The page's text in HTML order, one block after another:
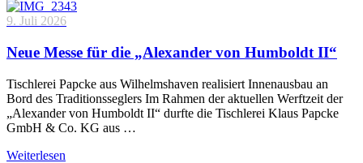
9. Juli 2026
Neue Messe für die „Alexander von Humboldt II“
Tischlerei Papcke aus Wilhelmshaven realisiert Innenausbau an
Bord des Traditionsseglers Im Rahmen der aktuellen Werftzeit der
„Alexander von Humboldt II“ durfte die Tischlerei Klaus Papcke
GmbH & Co. KG aus …
Weiterlesen